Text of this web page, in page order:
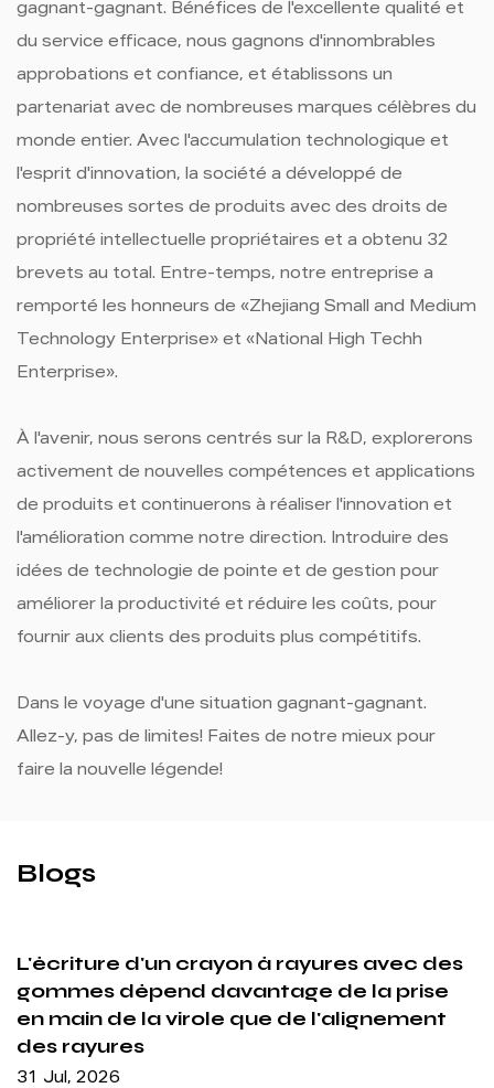
gagnant-gagnant. Bénéfices de l'excellente qualité et
du service efficace, nous gagnons d'innombrables
approbations et confiance, et établissons un
partenariat avec de nombreuses marques célèbres du
monde entier. Avec l'accumulation technologique et
l'esprit d'innovation, la société a développé de
nombreuses sortes de produits avec des droits de
propriété intellectuelle propriétaires et a obtenu 32
brevets au total. Entre-temps, notre entreprise a
remporté les honneurs de «Zhejiang Small and Medium
Technology Enterprise» et «National High Techh
Enterprise».
À l'avenir, nous serons centrés sur la R&D, explorerons
activement de nouvelles compétences et applications
de produits et continuerons à réaliser l'innovation et
l'amélioration comme notre direction. Introduire des
idées de technologie de pointe et de gestion pour
améliorer la productivité et réduire les coûts, pour
fournir aux clients des produits plus compétitifs.
Dans le voyage d'une situation gagnant-gagnant.
Allez-y, pas de limites! Faites de notre mieux pour
faire la nouvelle légende!
Blogs
des
Les crayons de couleur en bois à
extrémité résolvent un problème
transport mais créent un
structurel
24 Jul, 2026